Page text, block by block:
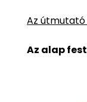
Az
Az alap